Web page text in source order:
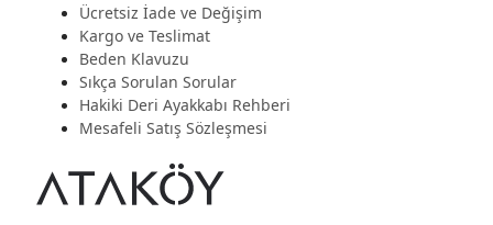
Ücretsiz İade ve Değişim
Kargo ve Teslimat
Beden Klavuzu
Sıkça Sorulan Sorular
Hakiki Deri Ayakkabı Rehberi
Mesafeli Satış Sözleşmesi